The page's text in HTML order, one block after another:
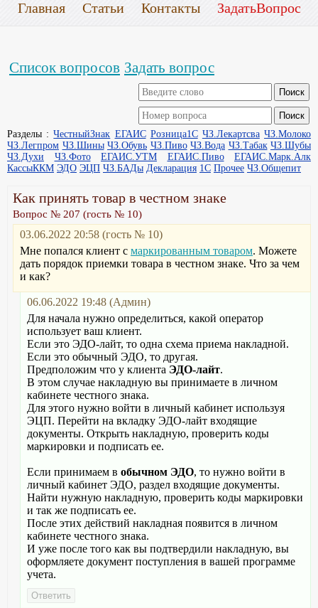
Главная Статьи Контакты ЗадатьВопрос
Список вопросов Задать вопрос
Разделы :ЧестныйЗнак ЕГАИС Розница1С ЧЗ.Лекартсва ЧЗ.Молоко
ЧЗ.Легпром ЧЗ.Шины ЧЗ.Обувь ЧЗ.Пиво ЧЗ.Вода ЧЗ.Табак ЧЗ.Шубы
ЧЗ.Духи
ЧЗ.Фото ЕГАИС.УТМ ЕГАИС.Пиво
ЕГАИС.Марк.Алк
КассыККМ ЭДО ЭЦП ЧЗ.БАДы Декларация 1С Прочее ЧЗ.Общепит
Как принять товар в честном знаке
Вопрос № 207 (гость № 10)
03.06.2022 20:58 (гость № 10)
Мне попался клиент с маркированным товаром. Можете
дать порядок приемки товара в честном знаке. Что за чем
и как?
06.06.2022 19:48 (Админ)
Для начала нужно определиться, какой оператор
использует ваш клиент.
Если это ЭДО-лайт, то одна схема приема накладной.
Если это обычный ЭДО, то другая.
Предположим что у клиента ЭДО-лайт.
В этом случае накладную вы принимаете в личном
кабинете честного знака.
Для этого нужно войти в личный кабинет используя
ЭЦП. Перейти на вкладку ЭДО-лайт входящие
документы. Открыть накладную, проверить коды
маркировки и подписать ее.
Если принимаем в обычном ЭДО, то нужно войти в
личный кабинет ЭДО, раздел входящие документы.
Найти нужную накладную, проверить коды маркировки
и так же подписать ее.
После этих действий накладная появится в личном
кабинете честного знака.
И уже после того как вы подтвердили накладную, вы
оформляете документ поступления в вашей программе
учета.